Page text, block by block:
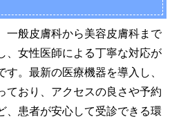
一般皮膚科から美容皮膚科まで
、女性医師による丁寧な対応が
す。最新の医療機器を導入し、
ており、アクセスの良さや予約
、患者が安心して受診できる環